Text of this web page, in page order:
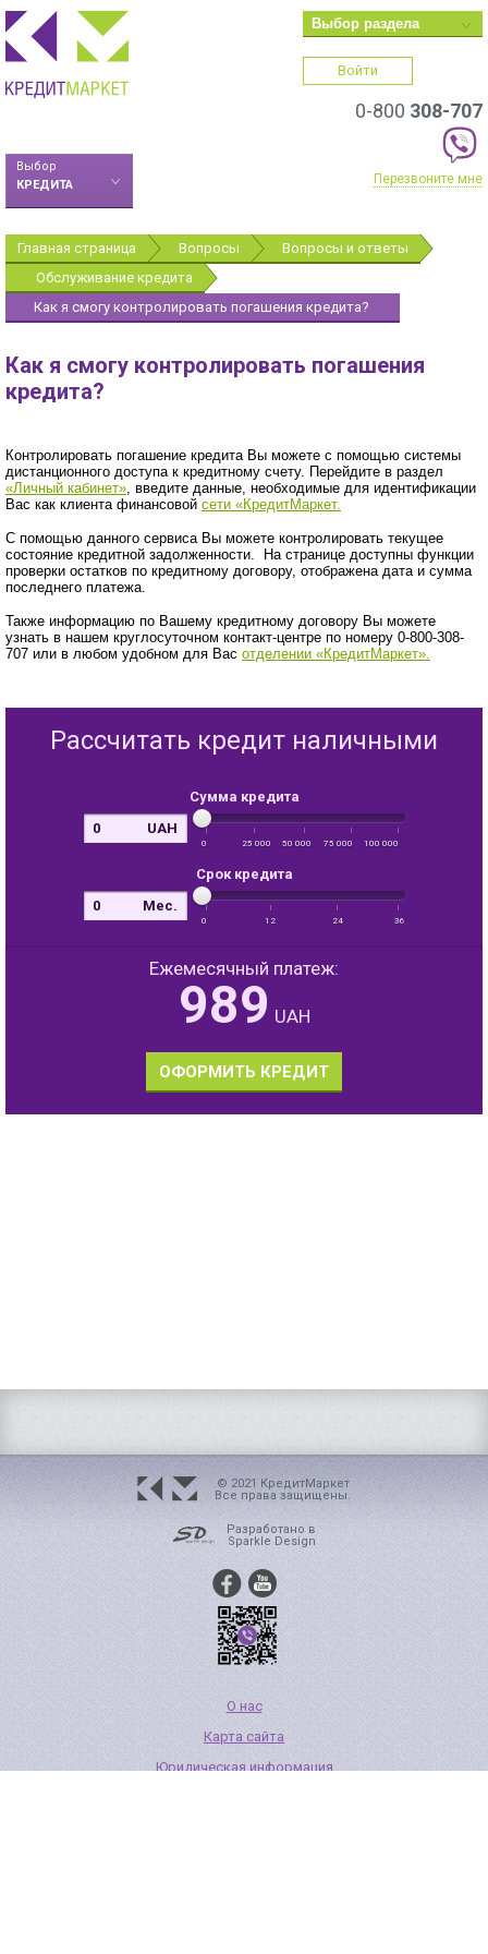
Выбор раздела
Войти
Выбор
КРЕДИТА
0-800 308-707
Перезвоните мне
Главная страница Вопросы
Вопросы и ответы
Обслуживание кредита
Как я смогу контролировать погашения кредита?
Как я смогу контролировать погашения
кредита?
Контролировать погашение кредита Вы можете с помощью системы
дистанционного доступа к кредитному счету. Перейдите в раздел
«Личный кабинет», введите данные, необходимые для идентификации
Вас как клиента финансовой сети «КредитМаркет.
С помощью данного сервиса Вы можете контролировать текущее
состояние кредитной задолженности. На странице доступны функции
проверки остатков по кредитному договору, отображена дата и сумма
последнего платежа.
Также информацию по Вашему кредитному договору Вы можете
узнать в нашем круглосуточном контакт-центре по номеру 0-800-308-
707 или в любом удобном для Вас отделении «КредитМаркет».
Рассчитать кредит наличными
Сумма кредита
UAH
0 25 000 50 000 75 000 100 000
Срок кредита
Мес.
0 12 24 36
Ежемесячный платеж:
989 UAH
ОФОРМИТЬ КРЕДИТ
© 2021 КредитМаркет
Все права защищены.
Разработано в
Sparkle Design
О нас
Карта сайта
Юридическая информация